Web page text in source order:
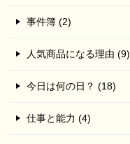
事件簿 (2)
人気商品になる理由 (9)
今日は何の日？ (18)
仕事と能力 (4)